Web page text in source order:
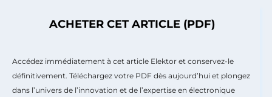
ACHETER CET ARTICLE (PDF)
Accédez immédiatement à cet article Elektor et conservez-le
définitivement. Téléchargez votre PDF dès aujourd’hui et plongez
dans l’univers de l’innovation et de l’expertise en électronique